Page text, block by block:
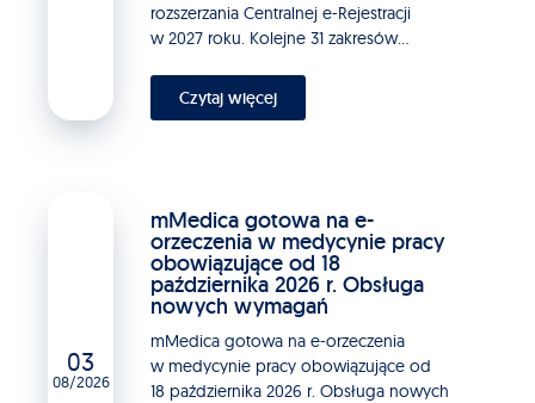
rozszerzania Centralnej e-Rejestracji
w 2027 roku. Kolejne 31 zakresów...
Czytaj więcej
03
08/2026
mMedica gotowa na e-
orzeczenia w medycynie pracy
obowiązujące od 18
października 2026 r. Obsługa
nowych wymagań
mMedica gotowa na e-orzeczenia
w medycynie pracy obowiązujące od
18 października 2026 r. Obsługa nowych